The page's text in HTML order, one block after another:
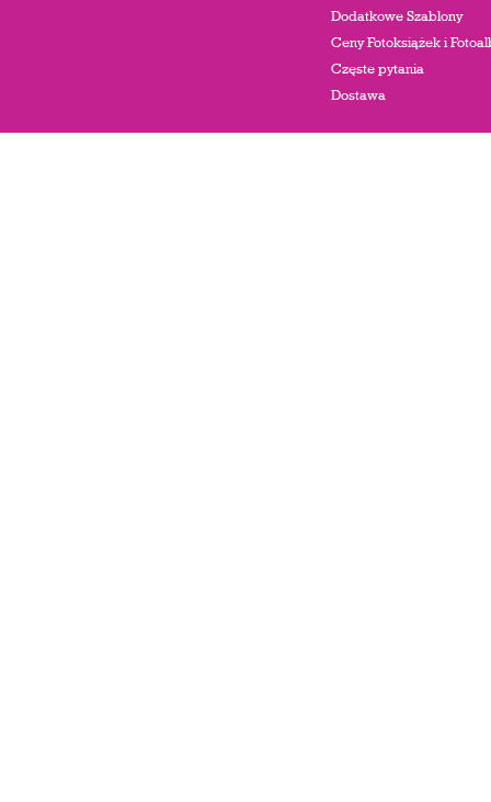
Dodatkowe Szablony
Ceny Fotoksiążek i
Częste pytania
Dostawa